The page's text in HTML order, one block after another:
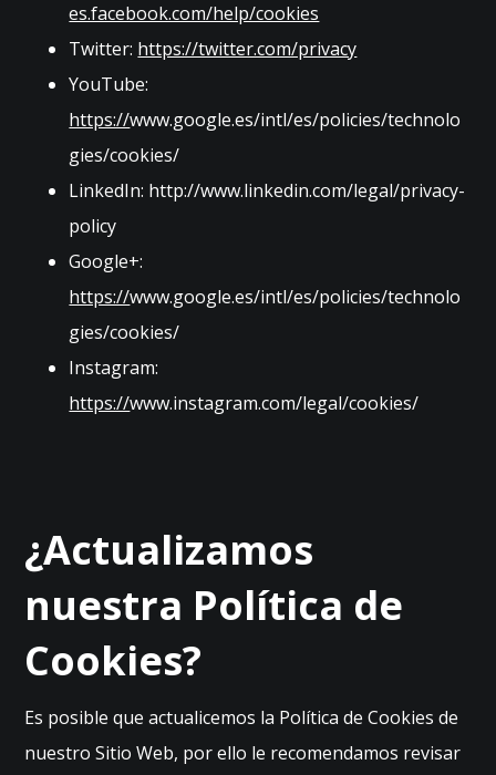
es.facebook.com/help/cookies
Twitter: https://twitter.com/privacy
YouTube:
https://www.google.es/intl/es/policies/technolo
gies/cookies/
LinkedIn: http://www.linkedin.com/legal/privacy-
policy
Google+:
https://www.google.es/intl/es/policies/technolo
gies/cookies/
Instagram:
https://www.instagram.com/legal/cookies/
¿Actualizamos
nuestra Política de
Cookies?
Es posible que actualicemos la Política de Cookies de
nuestro Sitio Web, por ello le recomendamos revisar